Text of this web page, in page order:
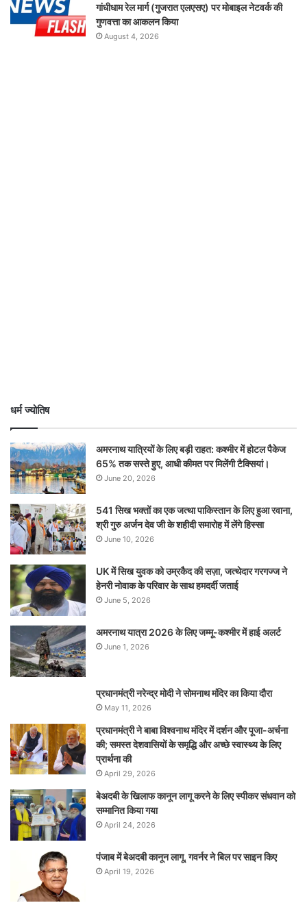
गांधीधाम रेल मार्ग (गुजरात एलएसए) पर मोबाइल नेटवर्क की
गुणवत्ता का आकलन किया
August 4, 2026
धर्म ज्योतिष
अमरनाथ यात्रियों के लिए बड़ी राहत: कश्मीर में होटल पैकेज
65% तक सस्ते हुए, आधी कीमत पर मिलेंगी टैक्सियां।
June 20, 2026
541 सिख भक्तों का एक जत्था पाकिस्तान के लिए हुआ रवाना,
श्री गुरु अर्जन देव जी के शहीदी समारोह में लेंगे हिस्सा
June 10, 2026
UK में सिख युवक को उम्रकैद की सज़ा, जत्थेदार गरगज्ज ने
हेनरी नोवाक के परिवार के साथ हमदर्दी जताई
June 5, 2026
अमरनाथ यात्रा 2026 के लिए जम्मू-कश्मीर में हाई अलर्ट
June 1, 2026
प्रधानमंत्री नरेन्‍द्र मोदी ने सोमनाथ मंदिर का किया दौरा
May 11, 2026
प्रधानमंत्री ने बाबा विश्वनाथ मंदिर में दर्शन और पूजा-अर्चना
की; समस्‍त देशवासियों के समृद्धि और अच्छे स्वास्थ्य के लिए
प्रार्थना की
April 29, 2026
बेअदबी के खिलाफ कानून लागू करने के लिए स्पीकर संधवान को
सम्मानित किया गया
April 24, 2026
पंजाब में बेअदबी कानून लागू, गवर्नर ने बिल पर साइन किए
April 19, 2026